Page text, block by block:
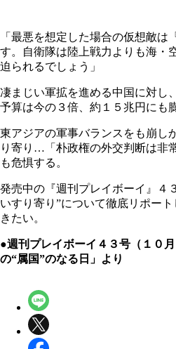
「最悪を想定した場合の仮想敵
す。自衛隊は陸上戦力よりも海・
迫られるでしょう」
凄まじい軍拡を進める中国に対し
予算は今の３倍、約１５兆円にも
東アジアの軍事バランスをも崩し
り寄り…「朴政権の外交判断は非
も危惧する。
発売中の『週刊プレイボーイ』４
いすり寄り”について徹底リポー
きたい。
●週刊プレイボーイ４３号（１０
の“属国”のなる日」より